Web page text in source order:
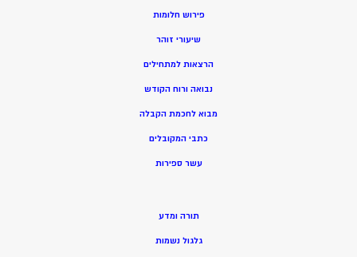
פירוש חלומות
שיעורי זוהר
הרצאות למתחילים
נבואה ורוח הקודש
מבוא לחכמת הקבלה
כתבי המקובלים
עשר ספירות
תורה ומדע
גלגול נשמות